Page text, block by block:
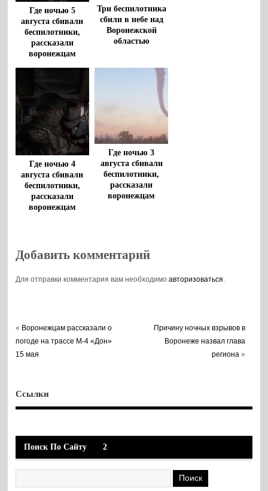
Где ночью 5
августа сбивали
беспилотники,
рассказали
воронежцам
Три беспилотника
сбили в небе над
Воронежской
областью
Где ночью 4
августа сбивали
беспилотники,
рассказали
воронежцам
Где ночью 3
августа сбивали
беспилотники,
рассказали
воронежцам
Добавить комментарий
Для отправки комментария вам необходимоавторизоваться.
« Воронежцам рассказали о
погоде на трассе М-4 «Дон»
15 мая
Причину ночных взрывов в
Воронеже назвал глава
региона »
Ссылки
Поиск По Сайту 2